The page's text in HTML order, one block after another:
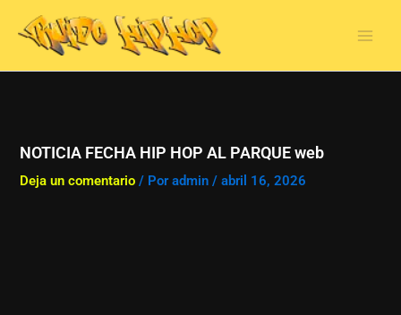
contenido
NOTICIA FECHA HIP HOP AL PARQUE web
Deja un comentario / Poradmin/abril 16, 2026